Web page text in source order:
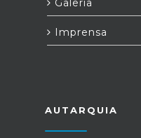
Galeria
Imprensa
AUTARQUIA